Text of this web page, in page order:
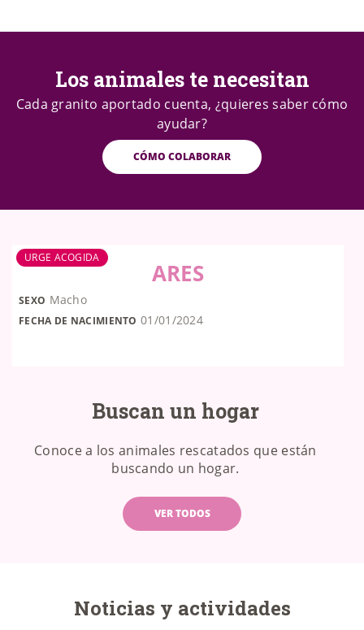
Los animales te necesitan
Cada granito aportado cuenta, ¿quieres saber cómo
ayudar?
CÓMO COLABORAR
URGE ACOGIDA
ARES
SEXO Macho
FECHA DE NACIMIENTO 01/01/2024
Buscan un hogar
Conoce a los animales rescatados que están
buscando un hogar.
VER TODOS
Noticias y actividades